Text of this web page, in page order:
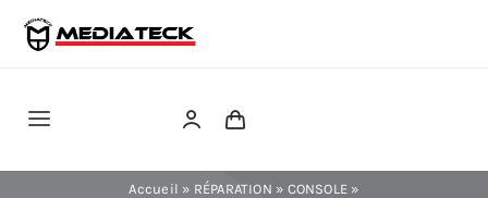
Skip
Toggle
Navigation
Accueil » RÉPARATION » CONSOLE »